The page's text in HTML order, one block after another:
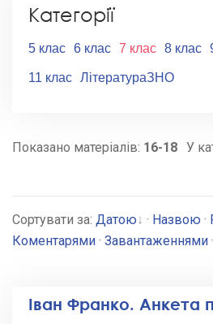
Категорії
5 клас 6 клас 7 клас 8 клас
11 клас ЛітератураЗНО
Показано матеріалів: 16-18 У
Сортувати за: Датою · Назвою ·
Коментарями · Завантаженнями ·
Іван Франко. Анкета